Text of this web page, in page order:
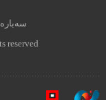
reserved